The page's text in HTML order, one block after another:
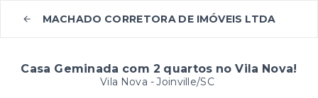
MACHADO CORRETORA DE IMÓVEIS LTDA
Casa Geminada com 2 quartos no Vila Nova!
Vila Nova - Joinville/SC